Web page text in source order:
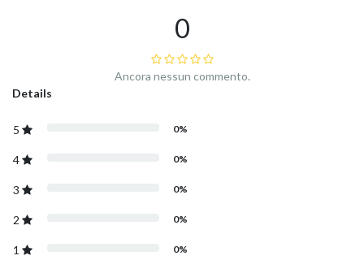
0
Ancora nessun commento.
Details
5 0%
4 0%
3 0%
2 0%
1 0%